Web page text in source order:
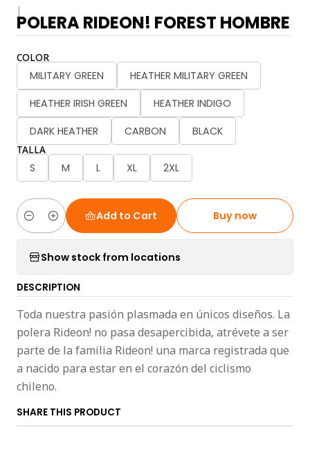
|
POLERA RIDEON! FOREST HOMBRE
COLOR
MILITARY GREEN
HEATHER MILITARY GREEN
HEATHER IRISH GREEN
HEATHER INDIGO
DARK HEATHER
CARBON BLACK
TALLA
S M L XL 2XL
Quantity
Add to Cart Buy now
Show stock from locations
DESCRIPTION
Toda nuestra pasión plasmada en únicos diseños. La
polera Rideon! no pasa desapercibida, atrévete a ser
parte de la familia Rideon! una marca registrada que
a nacido para estar en el corazón del ciclismo
chileno.
SHARE THIS PRODUCT